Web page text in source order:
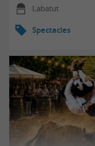
Labatut
Spectacles